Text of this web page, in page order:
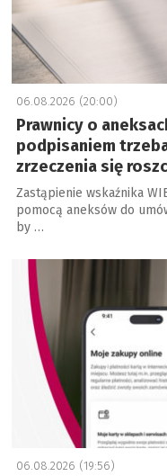
06.08.2026 (20:00)
Prawnicy o
podpisaniem
zrzeczenia się
Zastąpienie wskaźnika
pomocą aneksów do
by …
06.08.2026 (19:56)